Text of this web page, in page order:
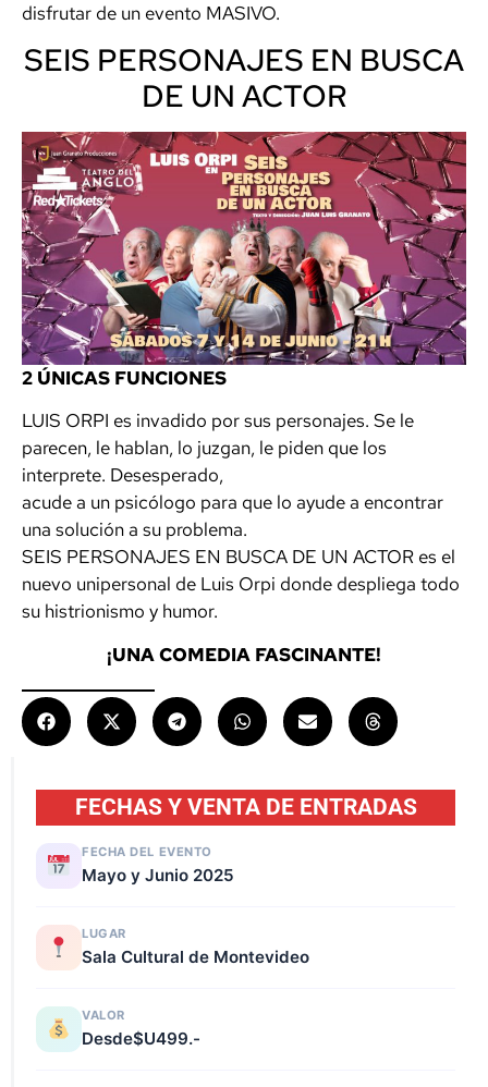
disfrutar de un evento MASIVO.
SEIS PERSONAJES EN BUSCA
DE UN ACTOR
2 ÚNICAS FUNCIONES
LUIS ORPI es invadido por sus personajes. Se le
parecen, le hablan, lo juzgan, le piden que los
interprete. Desesperado,
acude a un psicólogo para que lo ayude a encontrar
una solución a su problema.
SEIS PERSONAJES EN BUSCA DE UN ACTOR es el
nuevo unipersonal de Luis Orpi donde despliega todo
su histrionismo y humor.
¡UNA COMEDIA FASCINANTE!
FECHAS Y VENTA DE ENTRADAS
FECHA DEL EVENTO
Mayo y Junio 2025
LUGAR
Sala Cultural de Montevideo
VALOR
Desde$U499.-